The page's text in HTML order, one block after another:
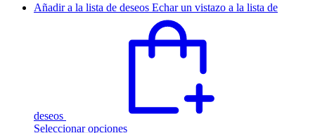
Añadir a la lista de deseos Echar un vistazo a la lista de
deseos
Seleccionar opcionesEste